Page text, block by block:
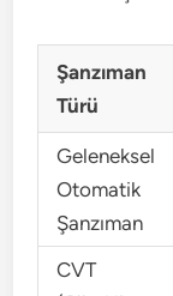
Şanzıman
Türü
Geleneksel
Otomatik
Şanzıman
CVT